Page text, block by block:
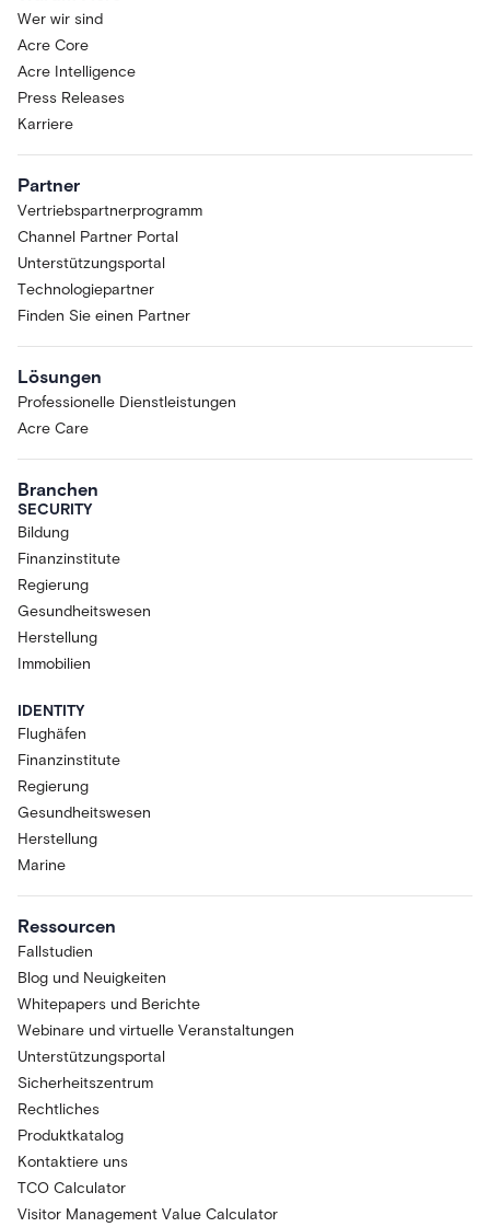
Wer wir sind
Acre Core
Acre Intelligence
Press Releases
Karriere
Partner
Vertriebspartnerprogramm
Channel Partner Portal
Unterstützungsportal
Technologiepartner
Finden Sie einen Partner
Lösungen
Professionelle Dienstleistungen
Acre Care
Branchen
SECURITY
Bildung
Finanzinstitute
Regierung
Gesundheitswesen
Herstellung
Immobilien
IDENTITY
Flughäfen
Finanzinstitute
Regierung
Gesundheitswesen
Herstellung
Marine
Ressourcen
Fallstudien
Blog und Neuigkeiten
Whitepapers und Berichte
Webinare und virtuelle Veranstaltungen
Unterstützungsportal
Sicherheitszentrum
Rechtliches
Produktkatalog
Kontaktiere uns
TCO Calculator
Visitor Management Value Calculator